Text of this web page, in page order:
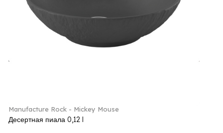
Manufacture Rock - Mickey Mouse
Десертная пиала 0,12 l